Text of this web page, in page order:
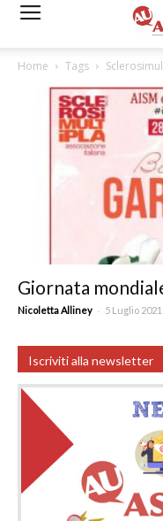
Home Tags
Giornata
Nicoletta Alliney - 5 Luglio 2021
Iscriviti alla newsletter